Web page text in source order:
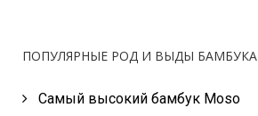
ПОПУЛЯРНЫЕ РОД И ВЫДЫ БАМБУКА
Самый высокий бамбук Moso